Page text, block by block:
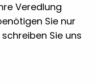
Veredlung
Sie nur
Sie uns